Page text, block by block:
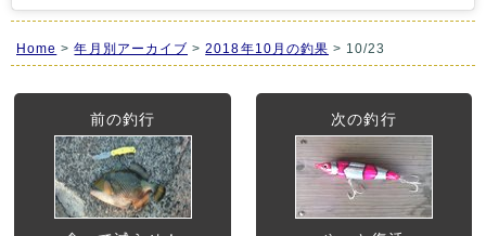
Home >年月別アーカイブ >2018年10月の釣果 > 10/23
前の釣行 次の釣行